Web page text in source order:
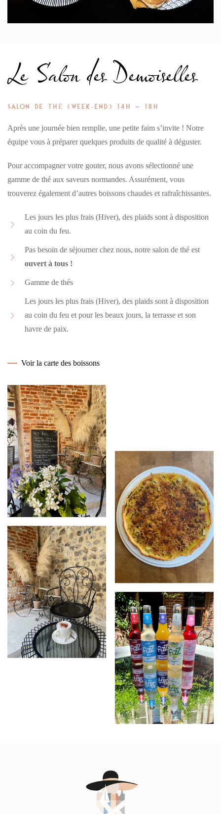
Le Salon des Demoiselles
SALON DE THÉ (WEEK-END) 14H – 18H
Après une journée bien remplie, une petite faim s’invite ! Notre
équipe vous à préparer quelques produits de qualité à déguster.
Pour accompagner votre gouter, nous avons sélectionné une
gamme de thé aux saveurs normandes. Assurément, vous
trouverez également d’autres boissons chaudes et rafraîchissantes.
Les jours les plus frais (Hiver), des plaids sont à disposition
au coin du feu.
Pas besoin de séjourner chez nous, notre salon de thé est
ouvert à tous !
Gamme de thés
Les jours les plus frais (Hiver), des plaids sont à disposition
au coin du feu et pour les beaux jours, la terrasse et son
havre de paix.
Voir la carte des boissons